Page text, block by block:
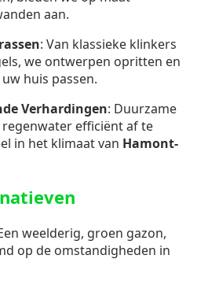
aan.
: Van klassieke klinkers
we ontwerpen opritten en
huis passen.
Verhardingen: Duurzame
efficiënt af te
in het klimaat van Hamont-
weelderig, groen gazon,
op de omstandigheden in